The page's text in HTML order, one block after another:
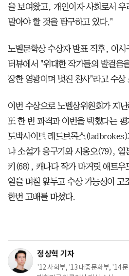
을 보여왔고, 개인이자 사회로서 우
말아야 할 것을 탐구하고 있다."
노벨문학상 수상자 발표 직후, 이시
터뷰에서 "위대한 작가들의 발걸음
장한 영광이며 멋진 찬사"라고 수상
이번 수상으로 노벨상위원회가 지
또 한 번 파격과 이변을 택했다는
도박사이트 래드브록스(ladbrokes)
냐 소설가 응구기와 시옹오(79), 일
키(68), 캐나다 작가 마거릿 애트
일을 며칠 앞두고 수상 가능성이 고
한번 고배를 마셨다.
정상혁 기자
'12 사회부, '13 대중문화부, '14